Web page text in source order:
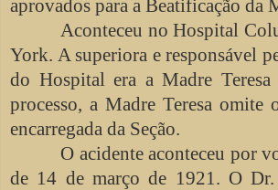
aprovados para a Beatificação da
Aconteceu no Hospital
York. A superiora e responsável
do Hospital era a Madre
processo, a Madre Teresa omite
encarregada da Seção.
O acidente aconteceu por
de 14 de março de 1921. O